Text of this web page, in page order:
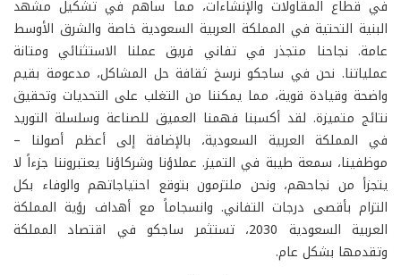
في قطاع المقاولات والإنشاءات، مما ساهم في تشكيل مشهد
البنية التحتية في المملكة العربية السعودية خاصة والشرق الأوسط
عامة. نجاحنا متجذر في تفاني فريق عملنا الاستثنائي ومتانة
عملياتنا. نحن في ساجكو نرسخ ثقافة حل المشاكل، مدعومة بقيم
واضحة وقيادة قوية، مما يمكننا من التغلب على التحديات وتحقيق
نتائج متميزة. لقد أكسبنا فهمنا العميق للصناعة وسلسلة التوريد
في المملكة العربية السعودية، بالإضافة إلى أعظم أصولنا –
موظفينا، سمعة طيبة في التميز. عملاؤنا وشركاؤنا يعتبروننا جزءاً لا
يتجزأ من نجاحهم، ونحن ملتزمون بتوقع احتياجاتهم والوفاء بكل
التزام بأقصى درجات التفاني. وانسجاماً مع أهداف رؤية المملكة
العربية السعودية 2030، تستثمر ساجكو في اقتصاد المملكة
وتقدمها بشكل عام.